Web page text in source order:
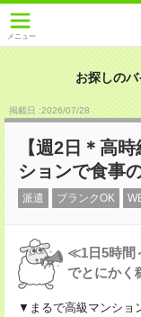
メニュー
お探しのバ
掲載日 :2026/07/28
【週2日＊高
ションで食事
派遣 ブランクOK
≪1日5時間
でとにかく
▼まるで高級マンショ